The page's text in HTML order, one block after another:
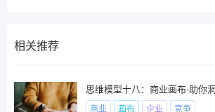
相关推荐
商业 画布 企业 竞争